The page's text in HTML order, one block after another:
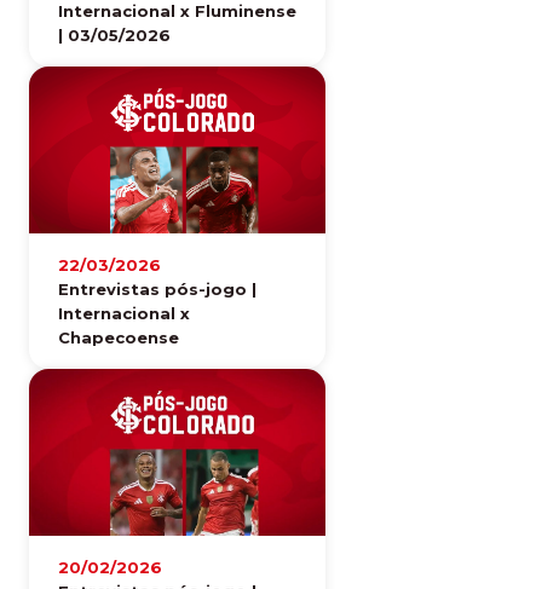
Internacional x Fluminense
| 03/05/2026
22/03/2026
Entrevistas pós-jogo |
Internacional x
Chapecoense
20/02/2026